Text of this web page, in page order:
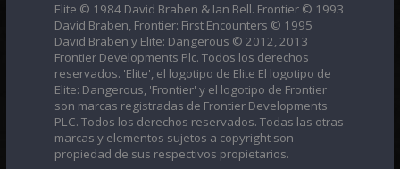
Elite © 1984 David Braben & Ian Bell. Frontier © 1993
David Braben, Frontier: First Encounters © 1995
David Braben y Elite: Dangerous © 2012, 2013
Frontier Developments Plc. Todos los derechos
reservados. 'Elite', el logotipo de Elite El logotipo de
Elite: Dangerous, 'Frontier' y el logotipo de Frontier
son marcas registradas de Frontier Developments
PLC. Todos los derechos reservados. Todas las otras
marcas y elementos sujetos a copyright son
propiedad de sus respectivos propietarios.